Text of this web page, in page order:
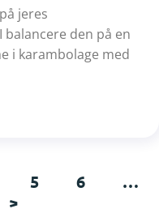
jeres
den på en
i karambolage med
5 6
…
>